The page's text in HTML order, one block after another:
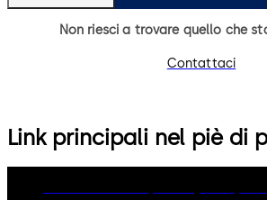
Non riesci a trovare quello che
Contattaci
Link principali nel piè di